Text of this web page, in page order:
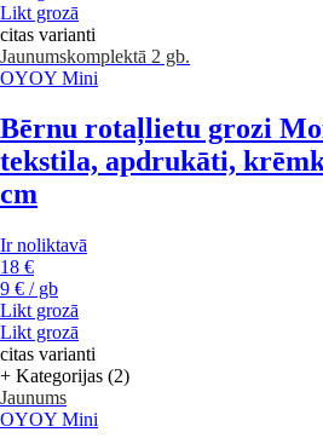
Likt grozā
citas varianti
Jaunumskomplektā 2 gb.
OYOY Mini
Bērnu rotaļlietu grozi
tekstila, apdrukāti,
cm
Ir noliktavā
18 €
9 € / gb
Likt grozā
Likt grozā
citas varianti
+ Kategorijas (2)
Jaunums
OYOY Mini